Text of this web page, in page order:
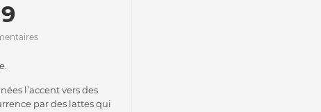
l’accent vers des
par des lattes qui